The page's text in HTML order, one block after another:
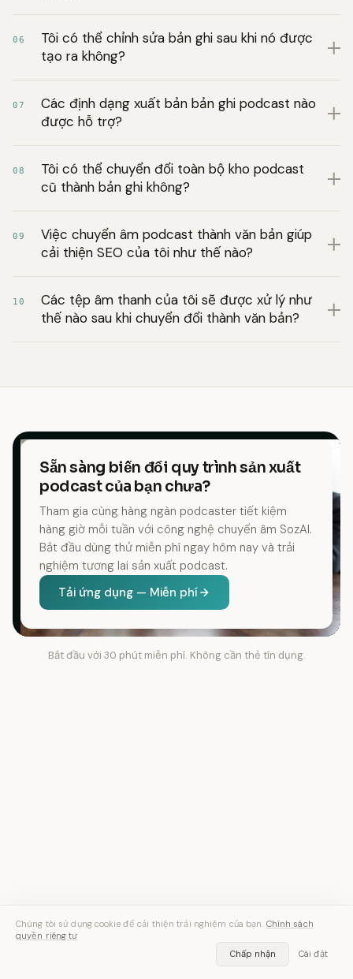
06
Tôi có thể chỉnh sửa bản ghi sau khi nó được
tạo ra không?
07
Các định dạng xuất bản bản ghi podcast nào
được hỗ trợ?
08
Tôi có thể chuyển đổi toàn bộ kho podcast
cũ thành bản ghi không?
09
Việc chuyển âm podcast thành văn bản giúp
cải thiện SEO của tôi như thế nào?
10
Các tệp âm thanh của tôi sẽ được xử lý như
thế nào sau khi chuyển đổi thành văn bản?
Sẵn sàng biến đổi quy trình sản xuất
podcast của bạn chưa?
Tham gia cùng hàng ngàn podcaster tiết kiệm
hàng giờ mỗi tuần với công nghệ chuyển âm SozAI.
Bắt đầu dùng thử miễn phí ngay hôm nay và trải
nghiệm tương lai sản xuất podcast.
Tải ứng dụng — Miễn phí
Bắt đầu với 30 phút miễn phí. Không cần thẻ tín dụng.
Chúng tôi sử dụng cookie để cải thiện trải nghiệm của bạn. Chính sách
quyền riêng tư
Chấp nhận
Cài đặt